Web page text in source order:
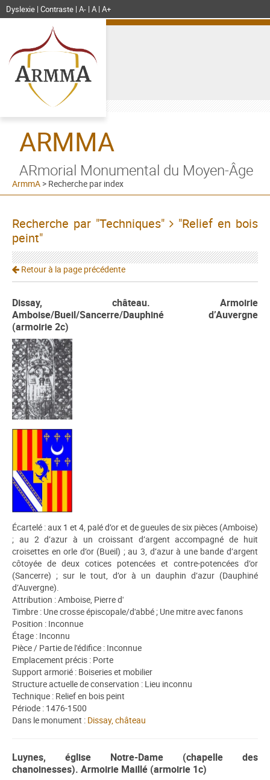
Dyslexie Contraste A- A A+
ARMMA
ARmorial Monumental du Moyen-Âge
ArmmA > Recherche par index
Recherche par "Techniques"
"Relief en bois
peint"
Retour à la page précédente
Dissay, château. Armoirie
Amboise/Bueil/Sancerre/Dauphiné d’Auvergne
(armoirie 2c)
Écartelé : aux 1 et 4, palé d’or et de gueules de six pièces (Amboise)
; au 2 d’azur à un croissant d’argent accompagné de huit
croisettes en orle d’or (Bueil) ; au 3, d’azur à une bande d’argent
côtoyée de deux cotices potencées et contre-potencées d’or
(Sancerre) ; sur le tout, d’or à un dauphin d’azur (Dauphiné
d’Auvergne).
Attribution : Amboise, Pierre d'
Timbre : Une crosse épiscopale/d'abbé ; Une mitre avec fanons
Position : Inconnue
Étage : Inconnu
Pièce / Partie de l'édifice : Inconnue
Emplacement précis : Porte
Support armorié : Boiseries et mobilier
Structure actuelle de conservation : Lieu inconnu
Technique : Relief en bois peint
Période : 1476-1500
Dans le monument : Dissay, château
Luynes, église Notre-Dame (chapelle des
chanoinesses). Armoirie Maillé (armoirie 1c)